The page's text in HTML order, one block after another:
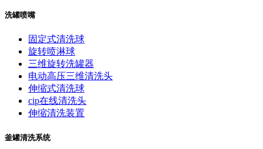
洗罐喷嘴
固定式清洗球
旋转喷淋球
三维旋转洗罐器
电动高压三维清洗头
伸缩式清洗球
cip在线清洗头
伸缩清洗装置
釜罐清洗系统